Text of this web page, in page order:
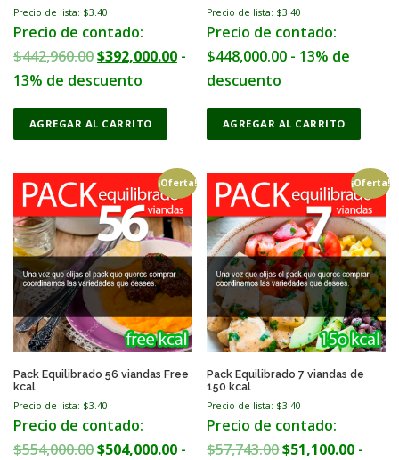
8
4
7
6
0
.
0
0
.
0
0
.
0
0
.
Precio de lista: $3.40
Precio de contado:
$442,960.00O
r
i
g
n
a
l
p
r
i
c
e
w
:
$392,000.00C
n
t
p
r
i
c
e
i
s
-
13% de descuento
AGREGAR AL CARRITO
Precio de lista: $3.40
Precio de contado:
$448,000.00 - 13% de
descuento
AGREGAR AL CARRITO
¡Oferta!
Pack Equilibrado 56 viandas Free
kcal
Precio de lista: $3.40
Precio de contado:
$554,000.00O
$504,000.00C-
¡Oferta!
Pack Equilibrado 7 viandas de
150 kcal
Precio de lista: $3.40
Precio de contado:
$57,743.00O
$51,100.00C-